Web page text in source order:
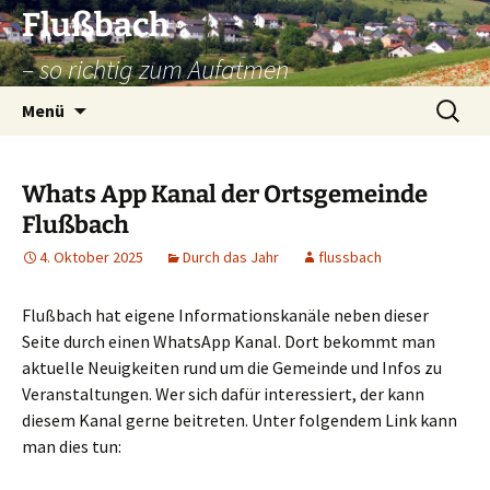
Zum
Inhalt
springen
Flußbach
– so richtig zum Aufatmen
Menü
Suche
nach:
Whats App Kanal der Ortsgemeinde
Flußbach
4. Oktober 2025 Durch das Jahr flussbach
Flußbach hat eigene Informationskanäle neben dieser
Seite durch einen WhatsApp Kanal. Dort bekommt man
aktuelle Neuigkeiten rund um die Gemeinde und Infos zu
Veranstaltungen. Wer sich dafür interessiert, der kann
diesem Kanal gerne beitreten. Unter folgendem Link kann
man dies tun: